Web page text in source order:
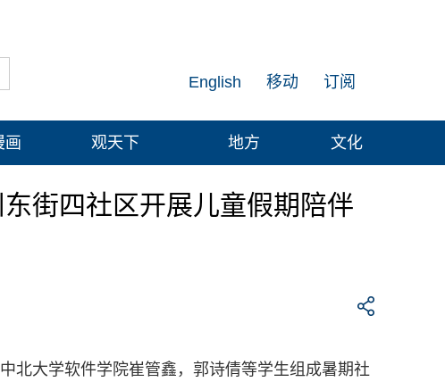
订阅
移动
English
画 观天下 地方 文化
街四社区开展儿童假期陪伴
北大学软件学院崔管鑫，郭诗倩等学生组成暑期社